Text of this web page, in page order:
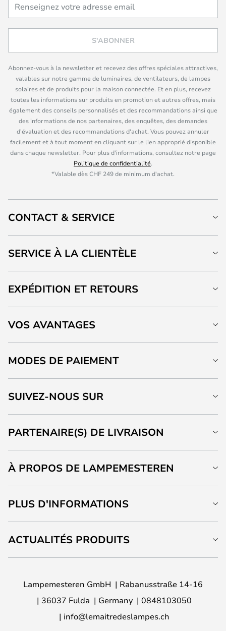
S'ABONNER
Abonnez-vous à la newsletter et recevez des offres spéciales attractives,
valables sur notre gamme de luminaires, de ventilateurs, de lampes
solaires et de produits pour la maison connectée. Et en plus, recevez
toutes les informations sur produits en promotion et autres offres, mais
également des conseils personnalisés et des recommandations ainsi que
des informations de nos partenaires, des enquêtes, des demandes
d'évaluation et des recommandations d'achat. Vous pouvez annuler
facilement et à tout moment en cliquant sur le lien approprié disponible
dans chaque newsletter. Pour plus d'informations, consultez notre page
Politique de confidentialité.
*Valable dès CHF 249 de minimum d'achat.
CONTACT & SERVICE
SERVICE À LA CLIENTÈLE
EXPÉDITION ET RETOURS
VOS AVANTAGES
MODES DE PAIEMENT
SUIVEZ-NOUS SUR
PARTENAIRE(S) DE LIVRAISON
À PROPOS DE LAMPEMESTEREN
PLUS D'INFORMATIONS
ACTUALITÉS PRODUITS
Lampemesteren GmbH
Rabanusstraße 14-16
36037 Fulda
Germany
0848103050
info@lemaitredeslampes.ch